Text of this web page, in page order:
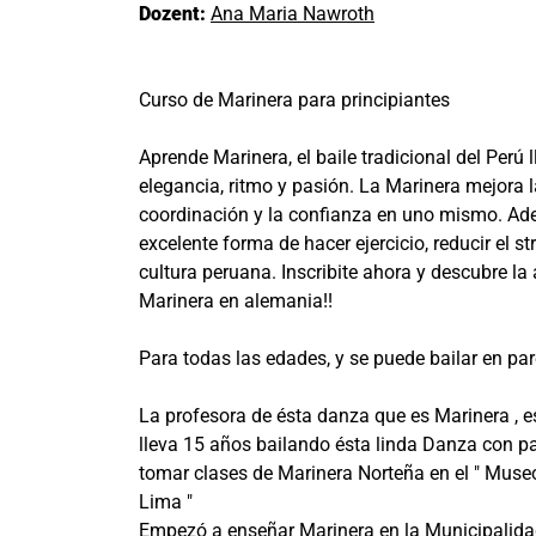
Dozent: Ana Maria Nawroth
Curso de Marinera para principiantes
Aprende Marinera, el baile tradicional del Perú
elegancia, ritmo y pasión. La Marinera mejora
coordinación y la confianza en uno mismo.
excelente forma de hacer ejercicio, reducir el
cultura peruana. Inscribite ahora y descubre la
Marinera en alemania!!
Para todas las edades, y se puede bailar en
La profesora de ésta danza que es Marinera ,
lleva 15 años bailando ésta linda Danza con
tomar clases de Marinera Norteña en el "
Lima "
Empezó a enseñar Marinera en la